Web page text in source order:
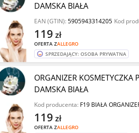
DAMSKA BIAŁA
EAN (GTIN):5905943314205 Kod
OFERTA ZALLEGRO
119 zł
SPRZEDAJĄCY: OSOBA PRYWATNA
ORGANIZER KOSMETYCZKA
DAMSKA BIAŁA
Kod producenta: F19 BIAŁA
OFERTA ZALLEGRO
119 zł